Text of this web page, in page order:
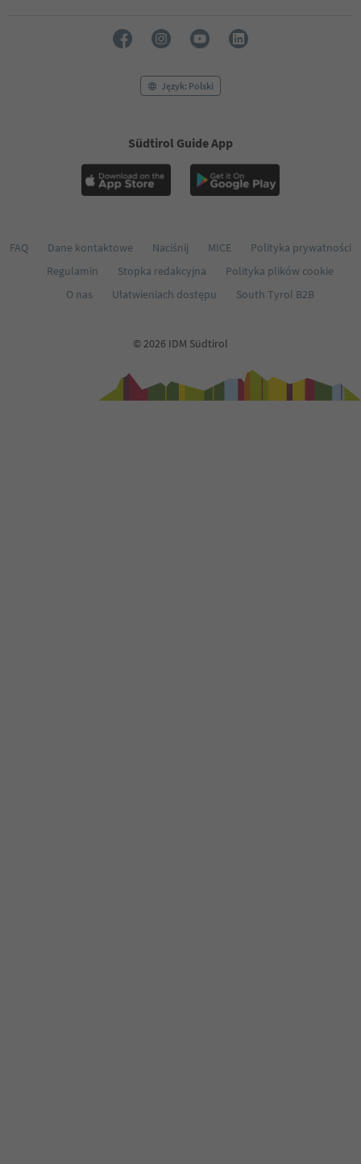
Język: Polski
Südtirol Guide App
FAQ Dane kontaktowe Naciśnij MICE
Polityka prywatności
Regulamin
Stopka redakcyjna
Polityka plików cookie
O nas
Ułatwieniach dostępu South Tyrol B2B
© 2026 IDM Südtirol